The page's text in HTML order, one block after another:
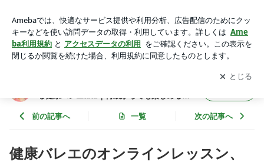
| 浜俊江｜姿勢と身体づくり｜大人の夢を叶える健康バレエtut
u｜何歳からでも楽しめる｜茅野・岡谷オンライン
アプリをダウンロードして ブログの更新通知
を受け取りまし
ょう。
開く
る健康バレエtutu｜何歳からでも楽しめる｜
前の記事へ 一覧 次の記事へ
健康バレエのオンラインレッスン、